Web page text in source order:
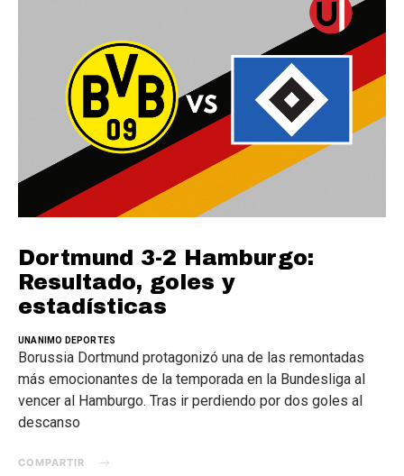
Dortmund 3-2 Hamburgo:
Resultado, goles y
estadísticas
UNANIMO DEPORTES
Borussia Dortmund protagonizó una de las remontadas
más emocionantes de la temporada en la Bundesliga al
vencer al Hamburgo. Tras ir perdiendo por dos goles al
descanso
COMPARTIR